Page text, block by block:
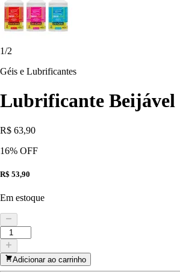
1/2
Géis e Lubrificantes
Lubrificante Beijável
R$ 63,90
16% OFF
R$ 53,90
Em estoque
Adicionar ao carrinho